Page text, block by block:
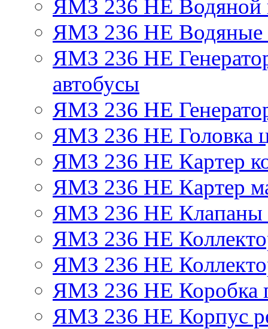
ЯМЗ 236 НЕ Водяной
ЯМЗ 236 НЕ Водяные
ЯМЗ 236 НЕ
автобусы
ЯМЗ 236 НЕ
ЯМЗ 236 НЕ Головка
ЯМЗ 236 НЕ Картер
ЯМЗ 236 НЕ Картер
ЯМЗ 236 НЕ Клапаны
ЯМЗ 236 НЕ
ЯМЗ 236 НЕ
ЯМЗ 236 НЕ Коробка
ЯМЗ 236 НЕ Корпус